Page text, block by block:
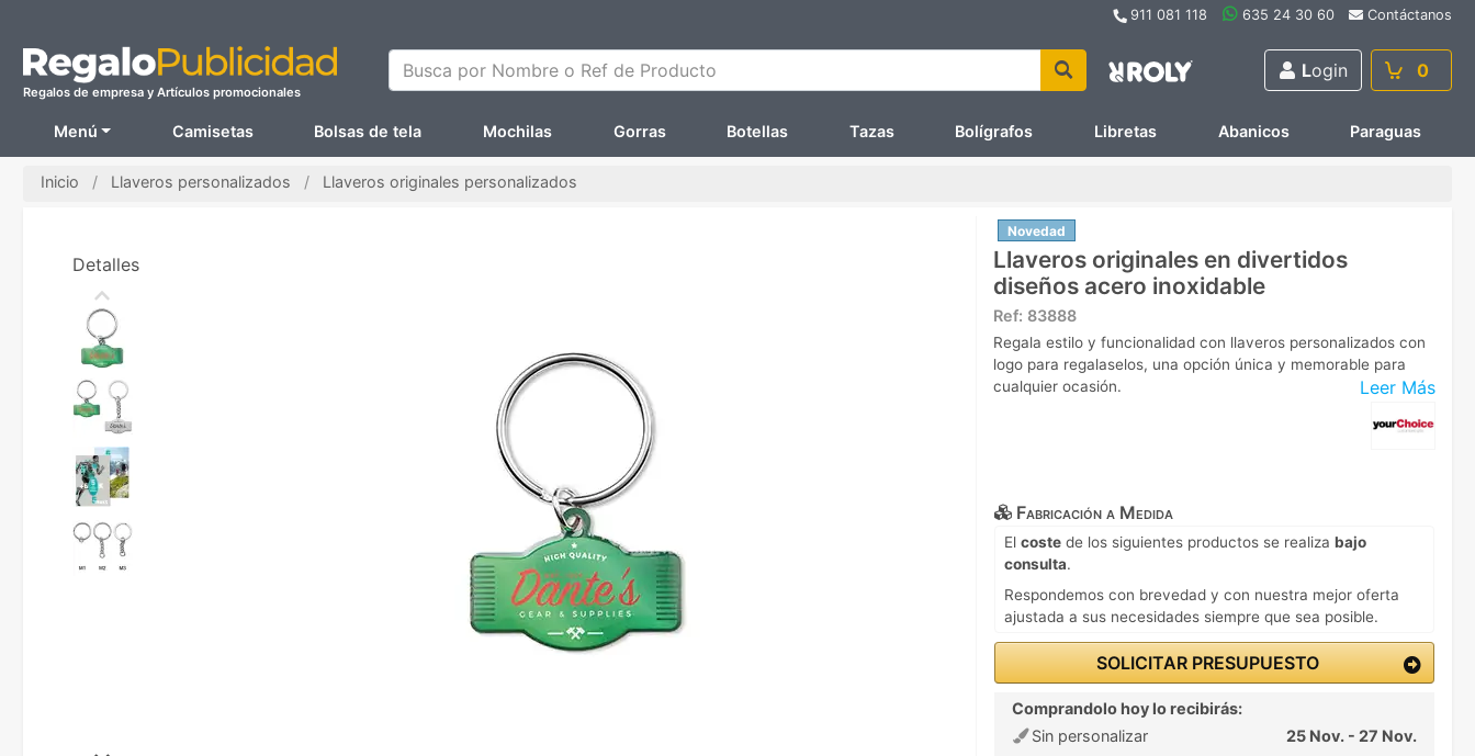
911 081 118 635 24 30 60 Contáctanos
Regalos de empresa y Artículos promocionales
Busca por Nombre o Ref de Producto Login 0
Menú Camisetas Bolsas de tela Mochilas Gorras Botellas Tazas Bolígrafos Libretas Abanicos Paraguas
Inicio Llaveros personalizados Llaveros originales personalizados
Novedad
Llaveros originales en divertidos
diseños acero inoxidable
Ref: 83888
Leer Más
Regala estilo y funcionalidad con llaveros personalizados con
logo para regalaselos, una opción única y memorable para
cualquier ocasión.
Fabricación a Medida
El coste de los siguientes productos se realiza bajo
consulta.
Respondemos con brevedad y con nuestra mejor oferta
ajustada a sus necesidades siempre que sea posible.
SOLICITAR PRESUPUESTO
Comprandolo hoy lo recibirás:
Sin personalizar
25 Nov. - 27 Nov.
Detalles